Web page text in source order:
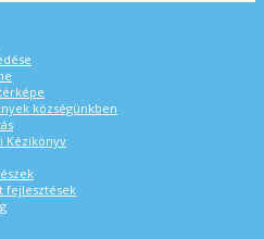
községünkben
Kézikönyv
fejlesztések